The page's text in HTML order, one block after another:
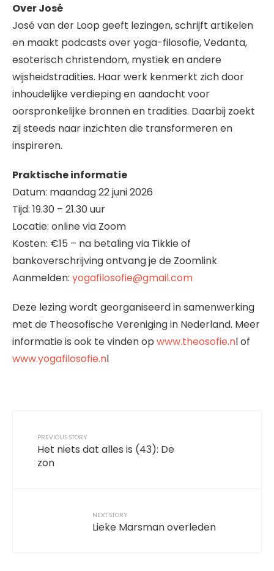
Over José
José van der Loop geeft lezingen, schrijft artikelen
en maakt podcasts over yoga-filosofie, Vedanta,
esoterisch christendom, mystiek en andere
wijsheidstradities. Haar werk kenmerkt zich door
inhoudelijke verdieping en aandacht voor
oorspronkelijke bronnen en tradities. Daarbij zoekt
zij steeds naar inzichten die transformeren en
inspireren.
Praktische informatie
Datum: maandag 22 juni 2026
Tijd: 19.30 – 21.30 uur
Locatie: online via Zoom
Kosten: €15 – na betaling via Tikkie of
bankoverschrijving ontvang je de Zoomlink
Aanmelden: yogafilosofie@gmail.com
Deze lezing wordt georganiseerd in samenwerking
met de Theosofische Vereniging in Nederland. Meer
informatie is ook te vinden op www.theosofie.nl of
www.yogafilosofie.nl
PREVIOUS STORY
Het niets dat alles is (43): De
zon
NEXT STORY
Lieke Marsman overleden